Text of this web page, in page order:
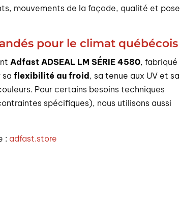
mouvements de la façade, qualité et pose
pour le climat québécois
Adfast ADSEAL LM SÉRIE 4580, fabriqué
saflexibilité au froid, sa tenue aux UV et sa
Pour certains besoins techniques
spécifiques), nous utilisons aussi
: adfast.store